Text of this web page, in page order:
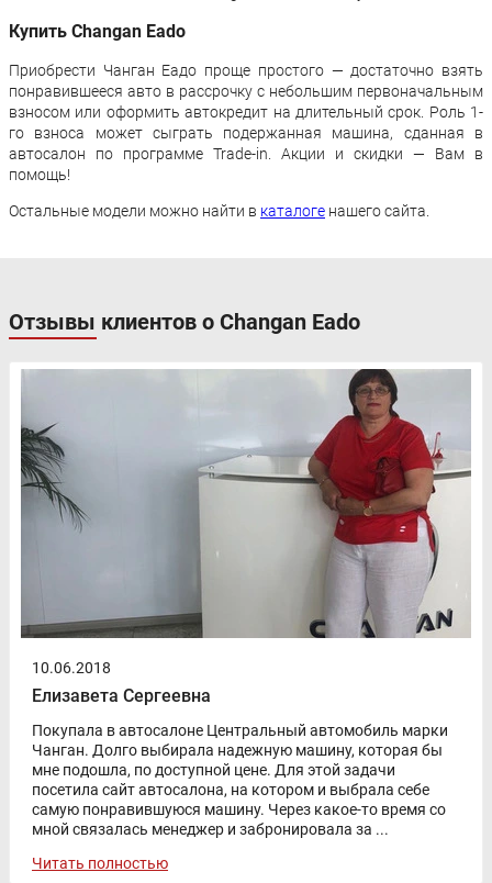
Купить Changan Eado
Приобрести Чанган Еадо проще простого — достаточно взять
понравившееся авто в рассрочку с небольшим первоначальным
взносом или оформить автокредит на длительный срок. Роль 1-
го взноса может сыграть подержанная машина, сданная в
автосалон по программе Trade-in. Акции и скидки — Вам в
помощь!
Остальные модели можно найти в каталоге нашего сайта.
Отзывы клиентов о Changan Eado
10.06.2018
Елизавета Сергеевна
Покупала в автосалоне Центральный автомобиль марки
Чанган. Долго выбирала надежную машину, которая бы
мне подошла, по доступной цене. Для этой задачи
посетила сайт автосалона, на котором и выбрала себе
самую понравившуюся машину. Через какое-то время со
мной связалась менеджер и забронировала за ...
Читать полностью